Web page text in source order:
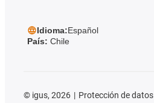
Idioma:Español
País: Chile
© igus, 2026 Protección de datos